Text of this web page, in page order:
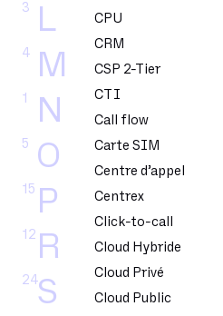
L
3
M
4
N
1
O
5
P
15
R
12
S
24
CPU
CRM
CSP 2-Tier
CTI
Call flow
Carte SIM
Centre d’appel
Centrex
Click-to-call
Cloud Hybride
Cloud Privé
Cloud Public